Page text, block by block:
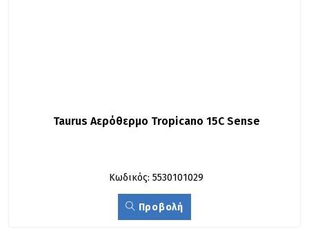
Taurus Αερόθερμο Tropicano 15C Sense
Κωδικός: 5530101029
Προβολή